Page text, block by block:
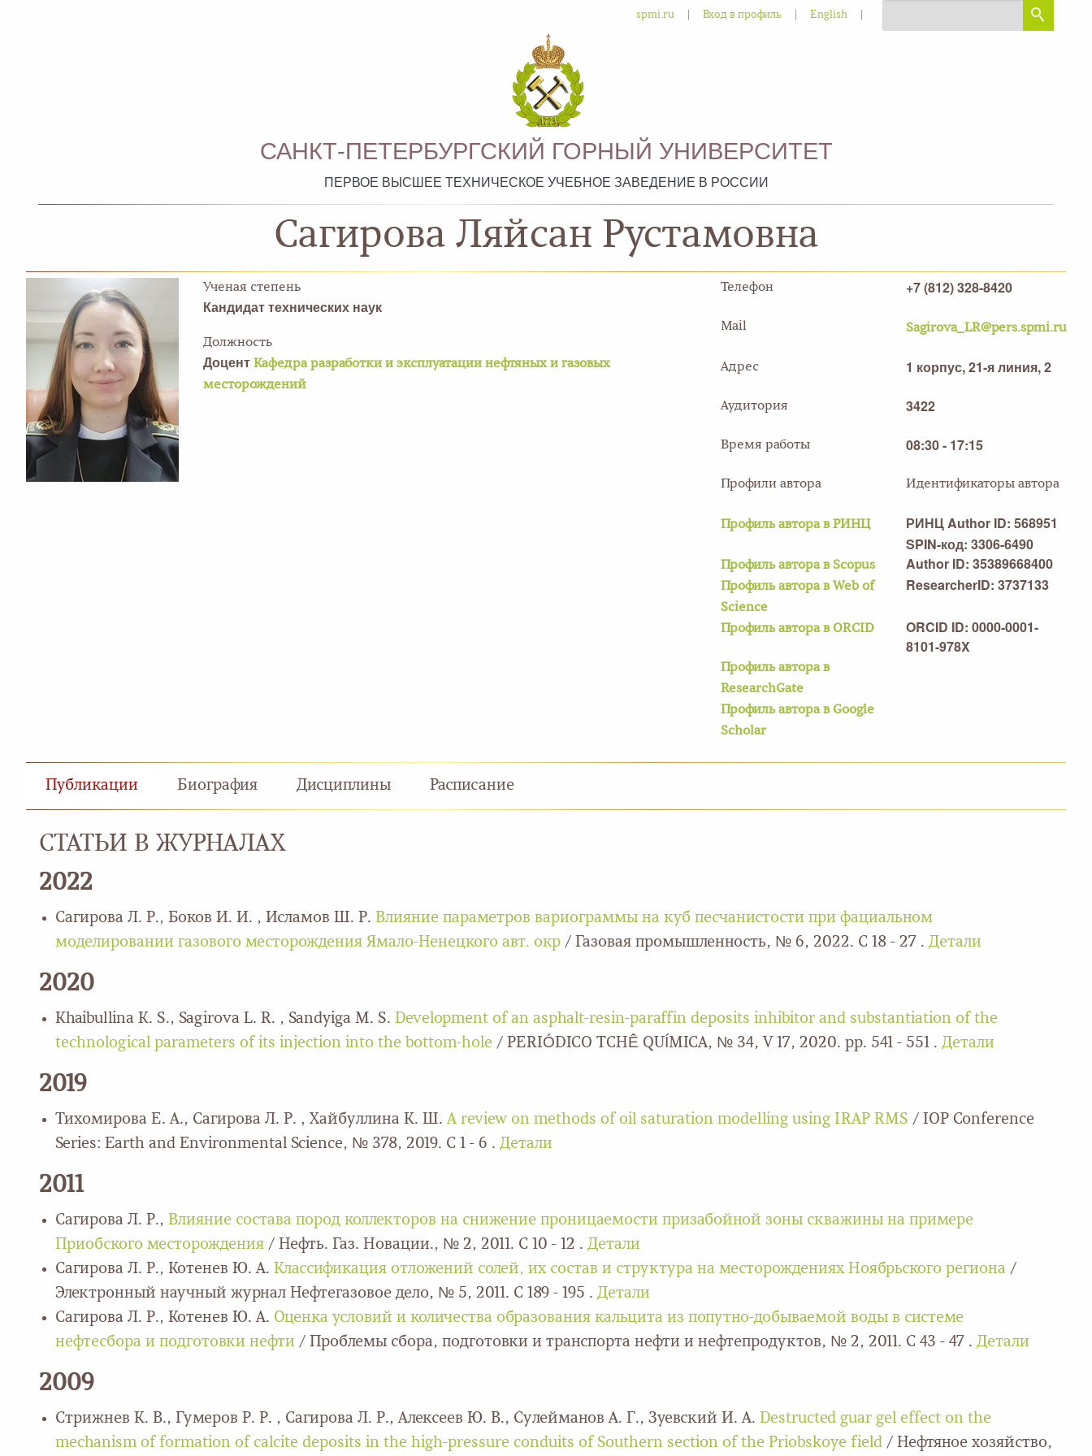
spmi.ru Вход в профиль English
САНКТ-ПЕТЕРБУРГСКИЙ ГОРНЫЙ УНИВЕРСИТЕТ
ПЕРВОЕ ВЫСШЕЕ ТЕХНИЧЕСКОЕ УЧЕБНОЕ ЗАВЕДЕНИЕ В РОССИИ
Сагирова Ляйсан Рустамовна
Ученая степень
Кандидат технических наук
Должность
ДоцентКафедра разработки и эксплуатации нефтяных и газовых
месторождений
Телефон +7 (812) 328-8420
Mail Sagirova_LR@pers.spmi.ru
Адрес 1 корпус, 21-я линия, 2
Аудитория 3422
Время работы 08:30 - 17:15
Профили автора Идентификаторы автора
Профиль автора в РИНЦ
РИНЦ Author ID: 568951
SPIN-код: 3306-6490
Профиль автора в Scopus Author ID: 35389668400
Профиль автора в Web of
Science
ResearcherID: 3737133
Профиль автора в ORCID
ORCID ID: 0000-0001-
8101-978X
Профиль автора в
ResearchGate
Профиль автора в Google
Scholar
Публикации Биография Дисциплины Расписание
СТАТЬИ В ЖУРНАЛАХ
2022
Сагирова Л. Р., Боков И. И. , Исламов Ш. Р. Влияние параметров вариограммы на куб песчанистости при фациальном
моделировании газового месторождения Ямало-Ненецкого авт. окр / Газовая промышленность, № 6, 2022. С 18 - 27 . Детали
2020
Khaibullina K. S., Sagirova L. R. , Sandyiga M. S. Development of an asphalt-resin-paraffin deposits inhibitor and substantiation of the
technological parameters of its injection into the bottom-hole / PERIÓDICO TCHÊ QUÍMICA, № 34, V 17, 2020. pp. 541 - 551 . Детали
2019
Тихомирова Е. А., Сагирова Л. Р. , Хайбуллина К. Ш.A review on methods of oil saturation modelling using IRAP RMS / IOP Conference
Series: Earth and Environmental Science, № 378, 2019. С 1 - 6 . Детали
2011
Сагирова Л. Р., Влияние состава пород коллекторов на снижение проницаемости призабойной зоны скважины на примере
Приобского месторождения / Нефть. Газ. Новации., № 2, 2011. С 10 - 12 . Детали
Сагирова Л. Р., Котенев Ю. А. Классификация отложений солей, их состав и структура на месторождениях Ноябрьского региона /
Электронный научный журнал Нефтегазовое дело, № 5, 2011. С 189 - 195 . Детали
Сагирова Л. Р., Котенев Ю. А. Оценка условий и количества образования кальцита из попутно-добываемой воды в системе
нефтесбора и подготовки нефти / Проблемы сбора, подготовки и транспорта нефти и нефтепродуктов, № 2, 2011. С 43 - 47 . Детали
2009
Стрижнев К. В., Гумеров Р. Р. , Сагирова Л. Р., Алексеев Ю. В., Сулейманов А. Г., Зуевский И. А. Destructed guar gel effect on the
mechanism of formation of calcite deposits in the high-pressure conduits of Southern section of the Priobskoye field / Нефтяное хозяйство,